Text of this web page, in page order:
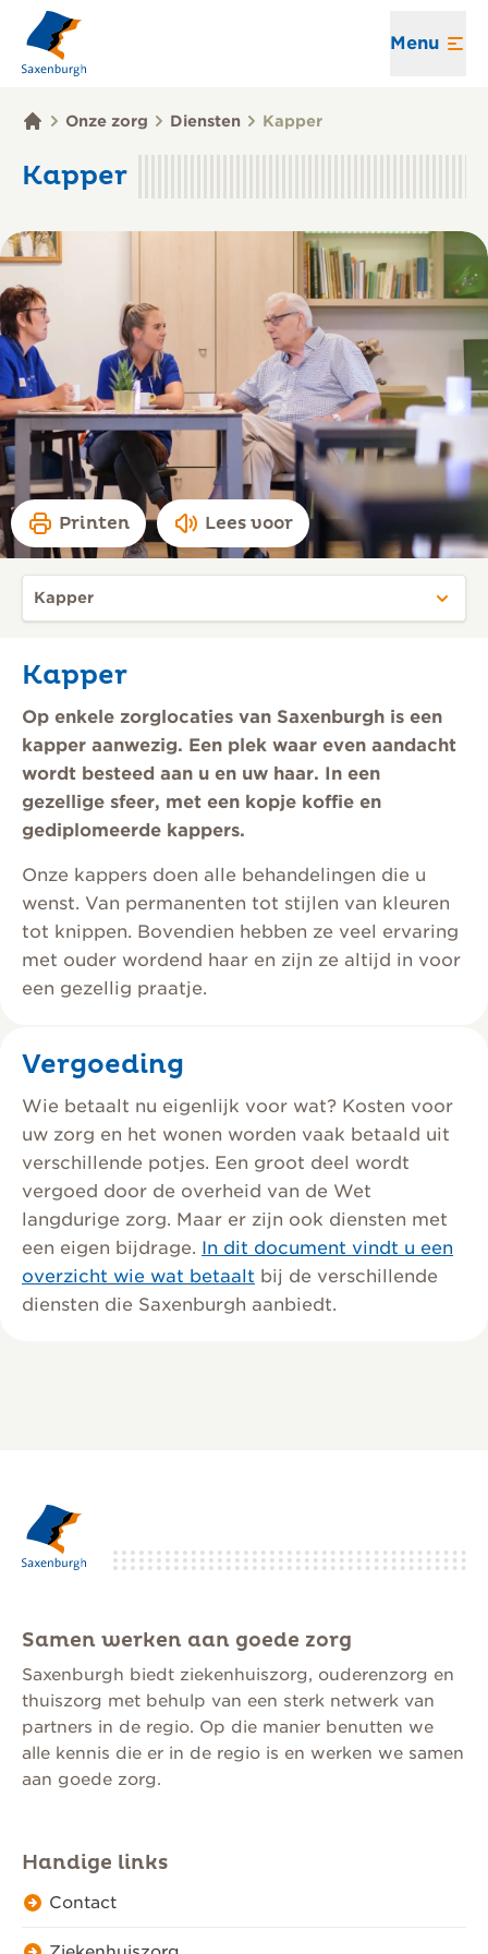
Menu
Onze zorg Diensten Kapper
Kapper
Printen Lees voor
Kapper
Op enkele zorglocaties van Saxenburgh is een
kapper aanwezig. Een plek waar even aandacht
wordt besteed aan u en uw haar. In een
gezellige sfeer, met een kopje koffie en
gediplomeerde kappers.
Onze kappers doen alle behandelingen die u
wenst. Van permanenten tot stijlen van kleuren
tot knippen. Bovendien hebben ze veel ervaring
met ouder wordend haar en zijn ze altijd in voor
een gezellig praatje.
Vergoeding
Wie betaalt nu eigenlijk voor wat? Kosten voor
uw zorg en het wonen worden vaak betaald uit
verschillende potjes. Een groot deel wordt
vergoed door de overheid van de Wet
langdurige zorg. Maar er zijn ook diensten met
een eigen bijdrage. In dit document vindt u een
overzicht wie wat betaalt bij de verschillende
diensten die Saxenburgh aanbiedt.
Samen werken aan goede zorg
Saxenburgh biedt ziekenhuiszorg, ouderenzorg en
thuiszorg met behulp van een sterk netwerk van
partners in de regio. Op die manier benutten we
alle kennis die er in de regio is en werken we samen
aan goede zorg.
Handige links
Contact